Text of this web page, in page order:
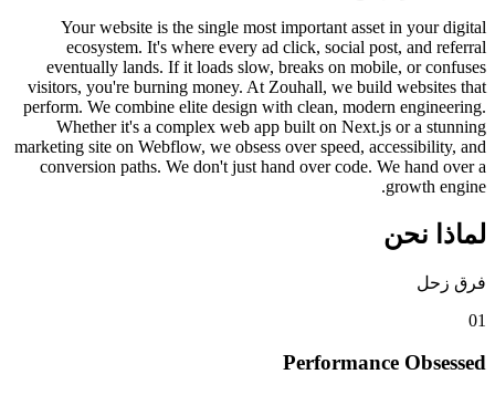
Your website is the single most important asset in your digital
ecosystem. It's where every ad click, social post, and referral
eventually lands. If it loads slow, breaks on mobile, or confuses
visitors, you're burning money. At Zouhall, we build websites that
perform. We combine elite design with clean, modern engineering.
Whether it's a complex web app built on Next.js or a stunning
marketing site on Webflow, we obsess over speed, accessibility, and
conversion paths. We don't just hand over code. We hand over a
growth engine.
لماذا نحن
فرق زحل
01
Performance Obsessed